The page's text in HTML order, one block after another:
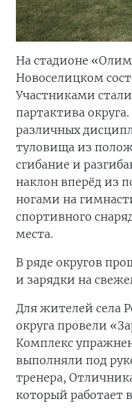
На стадионе
Новоселицком
Участниками
партактива
различных
туловища из
сгибание и
наклон вперёд из
ногами на
спортивного
места.
В ряде округов
и зарядки на
Для жителей села
округа провели
Комплекс
выполняли под
тренера,
который работает